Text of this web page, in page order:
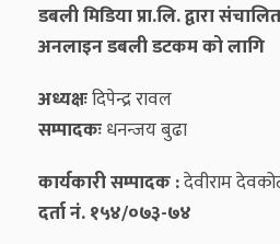
डबली मिडिया प्रा.लि. द्वारा संचालित
अनलाइन डबली डटकम को लागि
अध्यक्षःदिपेन्द्र रावल
सम्पादकःधनन्‍जय बुढा
कार्यकारी सम्पादक :देवीराम
दर्ता नं. १५४/०७३-७४